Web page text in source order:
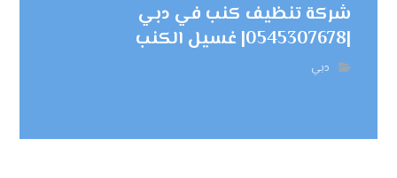
شركة تنظيف كنب في دبي
|0545307678| غسيل الكنب
دبي